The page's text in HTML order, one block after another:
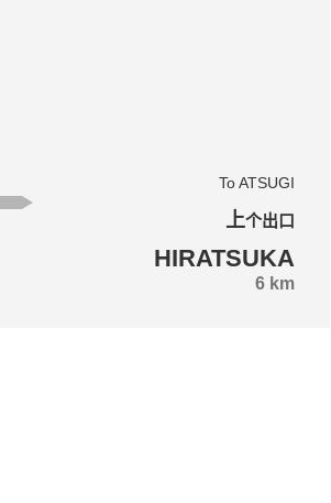
To ATSUGI
上个出口
HIRATSUKA
6 km